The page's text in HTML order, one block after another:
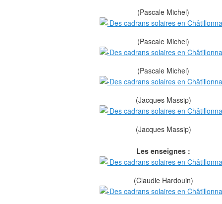
(Pascale Michel)
(Pascale Michel)
(Pascale Michel)
(Jacques Massip)
(Jacques Massip)
Les enseignes :
(Claudie Hardouin)